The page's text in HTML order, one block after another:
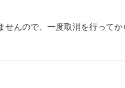
せんので、一度取消を行って